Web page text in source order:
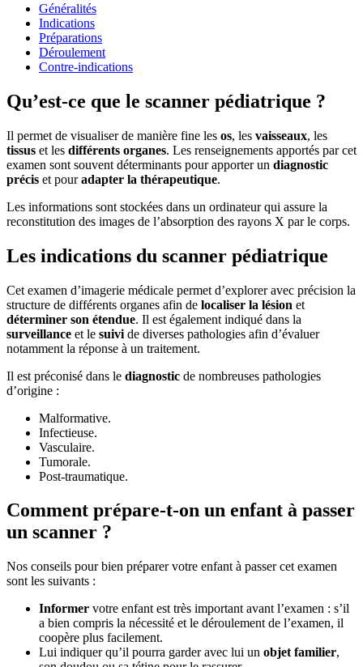
Généralités
Indications
Préparations
Déroulement
Contre-indications
Qu’est-ce que le scanner pédiatrique ?
Il permet de visualiser de manière fine les os, les vaisseaux, les
tissus et les différents organes. Les renseignements apportés par cet
examen sont souvent déterminants pour apporter un diagnostic
précis et ​pouradapter la thérapeutique.
Les informations sont stockées dans un ordinateur qui assure la
reconstitution des images de l’absorption des rayons X par le corps.
Les indications du scanner pédiatrique
Cet examen d’imagerie médicale permet d’explorer avec précision la
structure de différents organes afin de localiser la lésion et
déterminer son étendue. Il est également indiqué dans la
surveillance et le suivi de diverses pathologies afin d’évaluer
notamment la réponse à un traitement.
Il est préconisé dans le diagnostic de nombreuses pathologies
d’origine :
Malformative.
Infectieuse.
Vasculaire.
Tumorale.
Post-traumatique.
Comment prépare-t-on un enfant à passer
un scanner ?
Nos conseils pour bien préparer votre enfant à passer cet examen
sont les suivants :
Informer votre enfant est très important avant l’examen : s’il
a bien compris la nécessité et le déroulement de l’examen, il
coopère plus facilement.
Lui indiquer qu’il pourra garder avec lui un objet familier,